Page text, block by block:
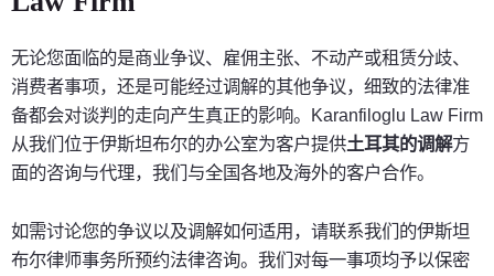
无论您面临的是商业争议、雇佣主张、不动产或租赁分歧、
消费者事项，还是可能经过调解的其他争议，细致的法律准
备都会对谈判的走向产生真正的影响。Karanfiloglu Law Firm
从我们位于伊斯坦布尔的办公室为客户提供土耳其的调解方
面的咨询与代理，我们与全国各地及海外的客户合作。
如需讨论您的争议以及调解如何适用，请联系我们的伊斯坦
布尔律师事务所预约法律咨询。我们对每一事项均予以保密